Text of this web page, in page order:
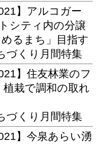
】アルコガー
シティ内の分譲
るまち」目指す
づくり月間特集
】住友林業のフ
栽で調和の取れ
づくり月間特集
】今泉あらい湧